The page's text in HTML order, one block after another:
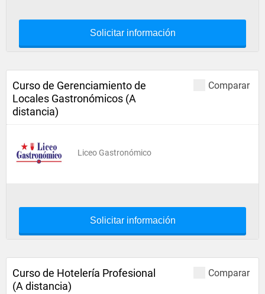
Solicitar información
Comparar
Curso de Gerenciamiento de
Locales Gastronómicos (A
distancia)
Liceo Gastronómico
Solicitar información
Comparar
Curso de Hotelería Profesional
(A distancia)